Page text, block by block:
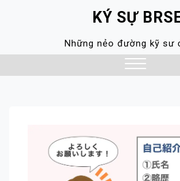
KÝ SỰ
Những nẻo đường kỹ sư